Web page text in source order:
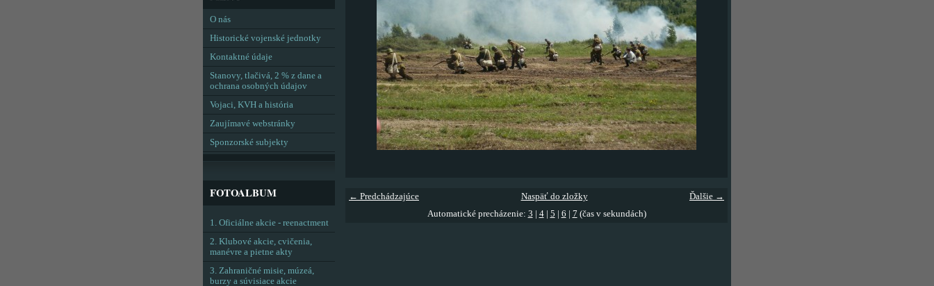
← Predchádzajúce Ďalšie →
Naspäť do zložky
Automatické precházenie: 3 4| 5 6 7 (čas v sekundách)
O nás
Historické vojenské jednotky
Kontaktné údaje
Stanovy, tlačivá, 2 % z dane a
ochrana osobných údajov
Vojaci, KVH a história
Zaujímavé webstránky
Sponzorské subjekty
FOTOALBUM
1. Oficiálne akcie - reenactment
2. Klubové akcie, cvičenia,
manévre a pietne akty
3. Zahraničné misie, múzeá,
burzy a súvisiace akcie